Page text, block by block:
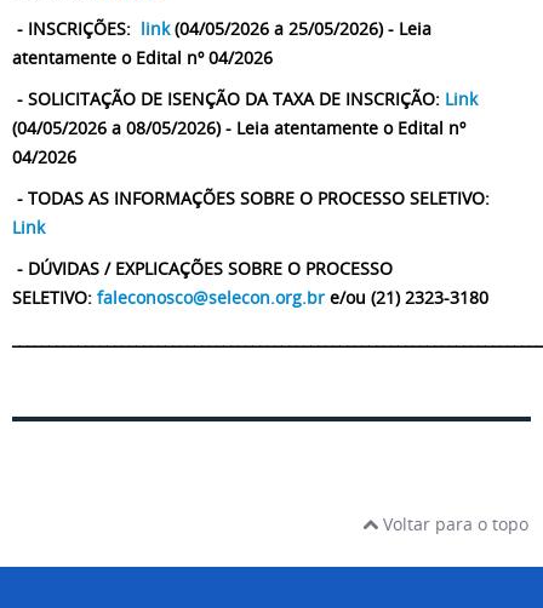
- INSCRIÇÕES: link(04/05/2026 a 25/05/2026) - Leia
atentamente o Edital nº 04/2026
- SOLICITAÇÃO DE ISENÇÃO DA TAXA DE INSCRIÇÃO: Link
(04/05/2026 a 08/05/2026) - Leia atentamente o Edital nº
04/2026
- TODAS AS INFORMAÇÕES SOBRE O PROCESSO SELETIVO:
Link
- DÚVIDAS / EXPLICAÇÕES SOBRE O PROCESSO
SELETIVO: faleconosco@selecon.org.br e/ou (21) 2323-3180
Voltar para o topo